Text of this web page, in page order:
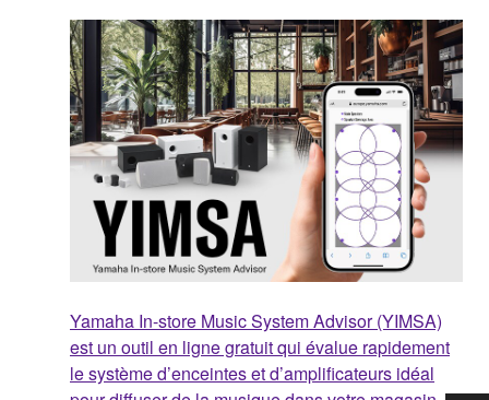
Yamaha In-store Music System Advisor (YIMSA)
est un outil en ligne gratuit qui évalue rapidement
le système d’enceintes et d’amplificateurs idéal